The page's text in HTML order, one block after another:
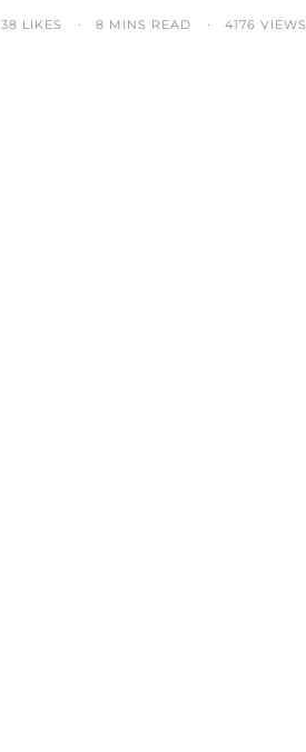
38 LIKES 8 MINS READ 4176 VIEWS